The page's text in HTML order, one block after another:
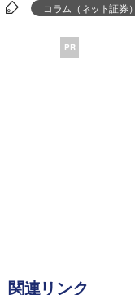
コラム（ネット証券）
PR
関連リンク